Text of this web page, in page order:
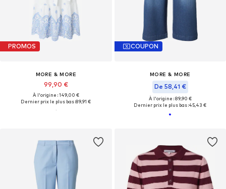
PROMOS
MORE & MORE
99,90 €
À l'origine : 149,00 €
Dernier prix le plus bas :89,91 €
COUPON
MORE & MORE
De 58,41 €
À l'origine : 89,90 €
Dernier prix le plus bas :45,43 €